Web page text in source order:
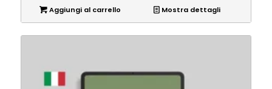
Aggiungi al carrello Mostra dettagli